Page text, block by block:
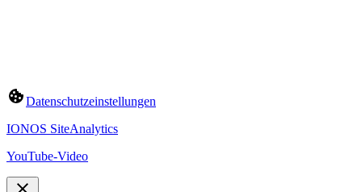
Datenschutzeinstellungen
IONOS SiteAnalytics
YouTube-Video